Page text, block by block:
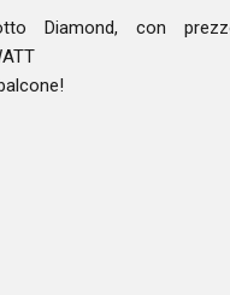
Diamond, con